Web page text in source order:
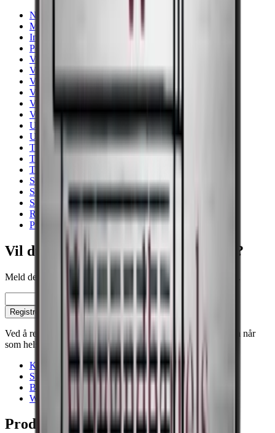
Noble
Majestic
Imperial
Pevino
Vinskap
Vinskap på 30 cm
Vinskap på 15 cm
Vinskap med 40 cm bredde
Vinlagringsskap
Vestfrost
Under benk
Under 90 Cm
Tre
Tilbehør
Til Kalde Rom
Svart
Stillegående
Sigar humidor
Rustfritt stål
Pris per oppbevarte Flaske
Vil du bli klokere på vinoppbevaring?
Meld deg på vårt nyhetsbrev med tips, guider og gode tilbud.
E-post
Registrer deg
Ved å registrere deg, godtar du vår personvernpolicy. Du kan når
som helst melde deg av.
Kontakt
Showrooms
Blogg
Wiki
Produkter